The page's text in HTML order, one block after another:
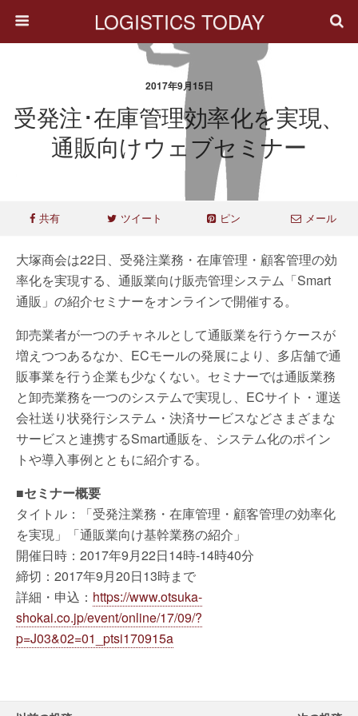
LOGISTICS TODAY
2017年9月15日
受発注･在庫管理効率化を実現、
通販向けウェブセミナー
共有 ツイート ピン メール
大塚商会は22日、受発注業務・在庫管理・顧客管理の効
率化を実現する、通販業向け販売管理システム「Smart
通販」の紹介セミナーをオンラインで開催する。
卸売業者が一つのチャネルとして通販業を行うケースが
増えつつあるなか、ECモールの発展により、多店舗で通
販事業を行う企業も少なくない。セミナーでは通販業務
と卸売業務を一つのシステムで実現し、ECサイト・運送
会社送り状発行システム・決済サービスなどさまざまな
サービスと連携するSmart通販を、システム化のポイン
トや導入事例とともに紹介する。
■セミナー概要
タイトル：「受発注業務・在庫管理・顧客管理の効率化
を実現」「通販業向け基幹業務の紹介」
開催日時：2017年9月22日14時-14時40分
締切：2017年9月20日13時まで
詳細・申込： https://www.otsuka-
shokai.co.jp/event/online/17/09/?
p=J03&02=01_ptsi170915a